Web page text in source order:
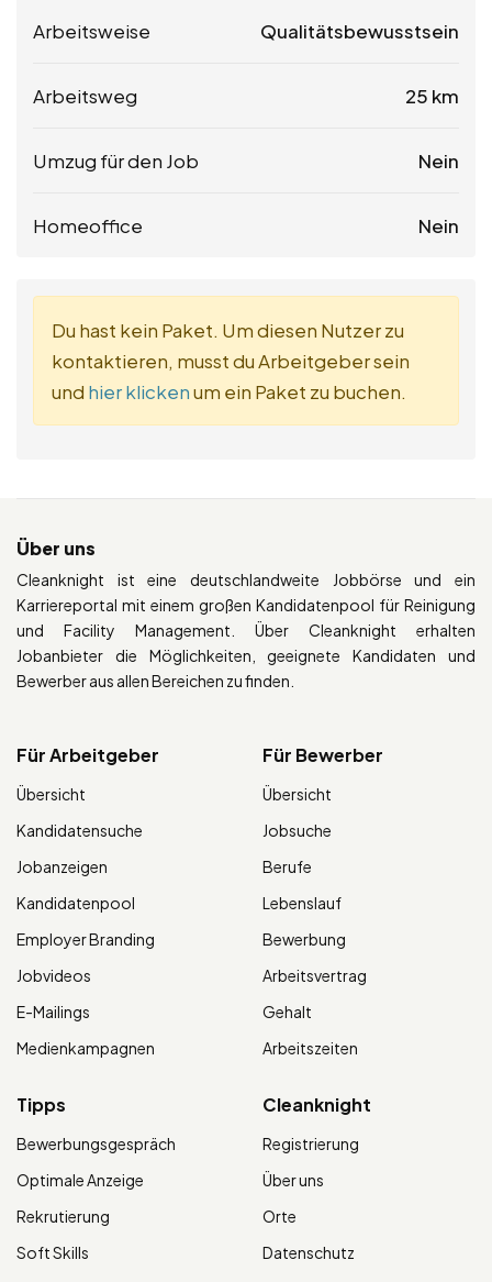
Arbeitsweise Qualitätsbewusstsein
Arbeitsweg 25 km
Umzug für den Job Nein
Homeoffice Nein
Du hast kein Paket. Um diesen Nutzer zu
kontaktieren, musst du Arbeitgeber sein
und hier klickenum ein Paket zu buchen.
Über uns
Cleanknight ist eine deutschlandweite Jobbörse und ein
Karriereportal mit einem großen Kandidatenpool für Reinigung
und Facility Management. Über Cleanknight erhalten
Jobanbieter die Möglichkeiten, geeignete Kandidaten und
Bewerber aus allen Bereichen zu finden.
Für Arbeitgeber
Übersicht
Kandidatensuche
Jobanzeigen
Kandidatenpool
Employer Branding
Jobvideos
E-Mailings
Medienkampagnen
Für Bewerber
Übersicht
Jobsuche
Berufe
Lebenslauf
Bewerbung
Arbeitsvertrag
Gehalt
Arbeitszeiten
Tipps
Bewerbungsgespräch
Optimale Anzeige
Rekrutierung
Soft Skills
Cleanknight
Registrierung
Über uns
Orte
Datenschutz